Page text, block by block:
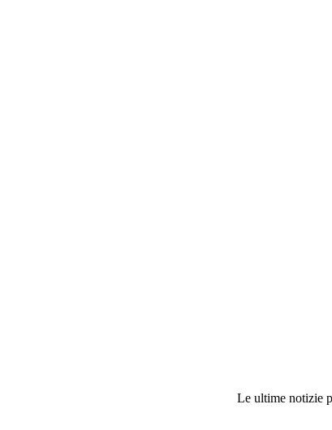
Le ultime notizie